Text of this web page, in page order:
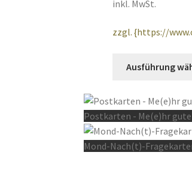
inkl. MwSt.
zzgl. {https://
Ausführung
Postkarten - Me(e)hr gute
Mond-Nach(t)-